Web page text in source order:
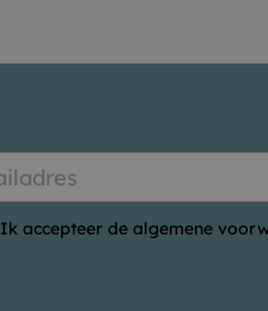
Ik accepteer de algemene